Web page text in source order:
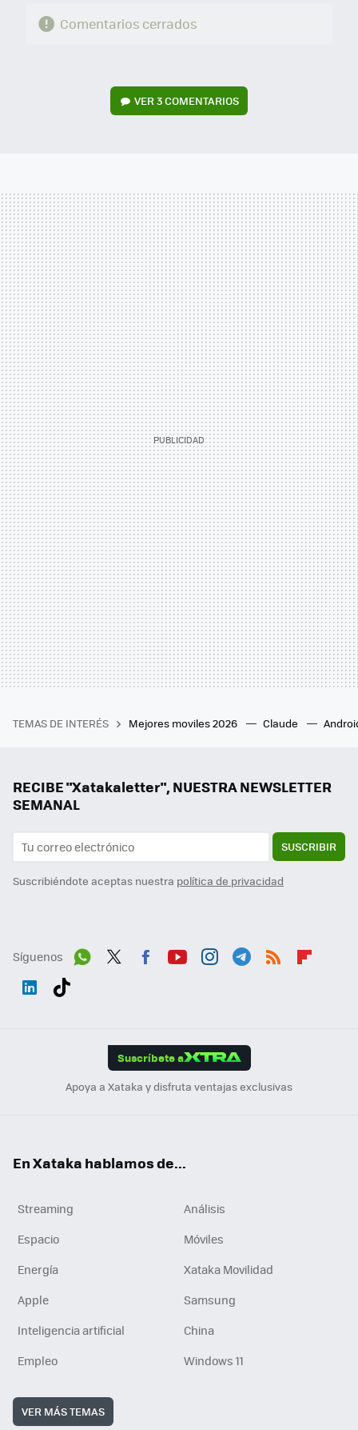
Comentarios cerrados
VER3 COMENTARIOS
TEMAS DE INTERÉS Mejores moviles 2026 Claude
RECIBE "Xatakaletter", NUESTRA NEWSLETTER
SEMANAL
SUSCRIBIR
Suscribiéndote aceptas nuestra política de privacidad
Síguenos
Suscríbete a
Apoya a Xataka y disfruta ventajas exclusivas
En Xataka hablamos de...
Streaming
Análisis
Espacio
Móviles
Energía
Xataka Movilidad
Apple
Samsung
Inteligencia artificial
China
Empleo
Windows 11
VER MÁS TEMAS